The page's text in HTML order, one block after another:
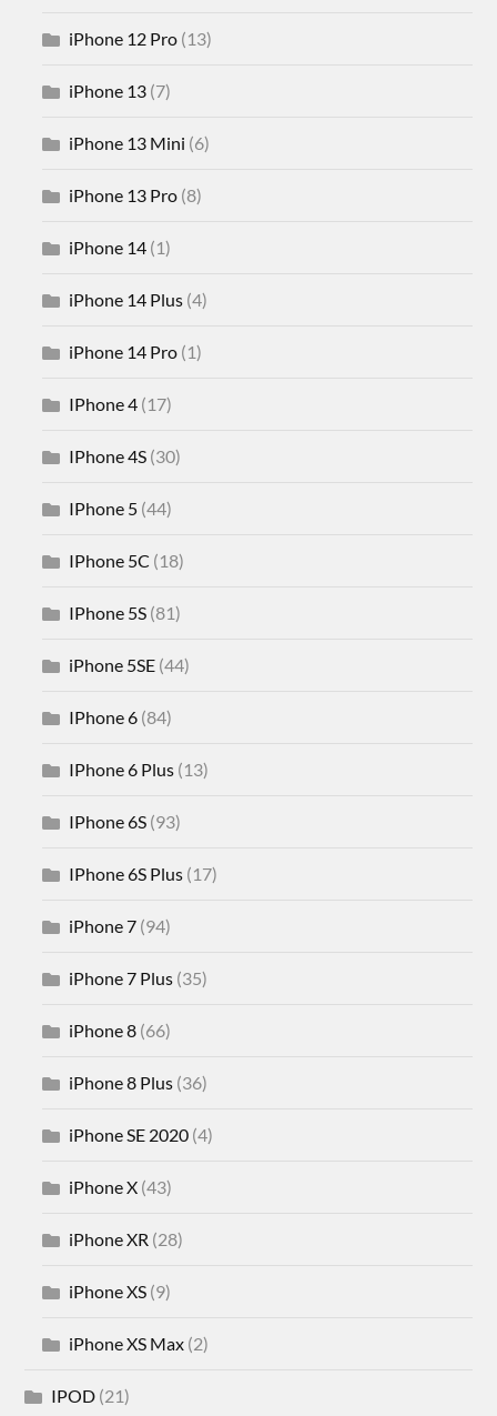
iPhone 12 Pro (13)
iPhone 13 (7)
iPhone 13 Mini (6)
iPhone 13 Pro (8)
iPhone 14 (1)
iPhone 14 Plus (4)
iPhone 14 Pro (1)
IPhone 4 (17)
IPhone 4S (30)
IPhone 5 (44)
IPhone 5C (18)
IPhone 5S (81)
iPhone 5SE (44)
IPhone 6 (84)
IPhone 6 Plus (13)
IPhone 6S (93)
IPhone 6S Plus (17)
iPhone 7 (94)
iPhone 7 Plus (35)
iPhone 8 (66)
iPhone 8 Plus (36)
iPhone SE 2020 (4)
iPhone X (43)
iPhone XR (28)
iPhone XS (9)
iPhone XS Max (2)
IPOD (21)